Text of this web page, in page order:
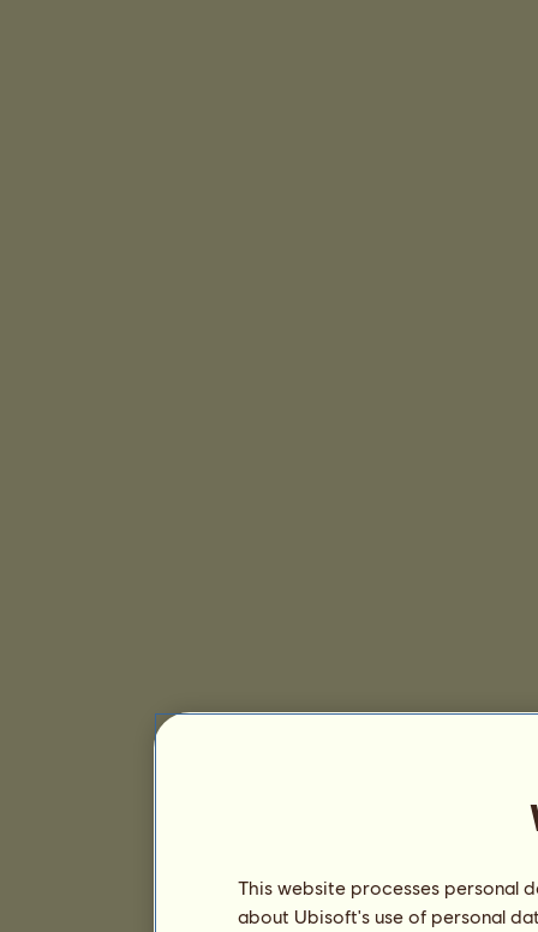
This website processes personal
about Ubisoft's use of personal